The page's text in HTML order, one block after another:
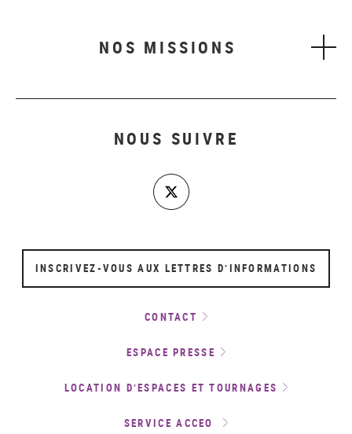
NOS MISSIONS
NOUS SUIVRE
INSCRIVEZ-VOUS AUX LETTRES D’INFORMATIONS
CONTACT
ESPACE PRESSE
LOCATION D’ESPACES ET TOURNAGES
SERVICE ACCEO